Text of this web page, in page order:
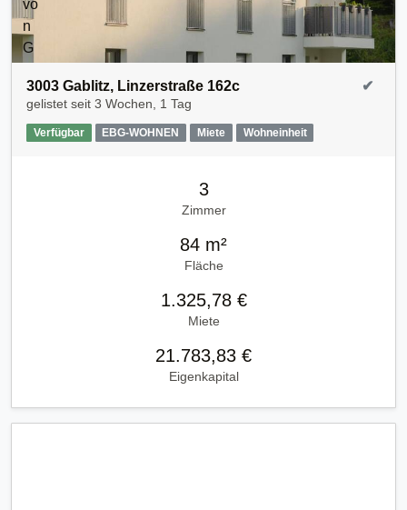
3003 Gablitz, Linzerstraße 162c
gelistet seit 3 Wochen, 1 Tag
Verfügbar EBG-WOHNEN Miete Wohneinheit
✔
3
Zimmer
84 m²
Fläche
1.325,78 €
Miete
21.783,83 €
Eigenkapital